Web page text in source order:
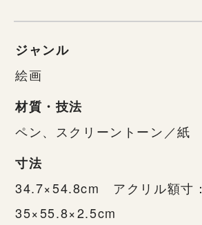
ジャンル
絵画
材質・技法
ペン、スクリーントーン／紙
寸法
34.7×54.8cm アクリル額寸：
35×55.8×2.5cm